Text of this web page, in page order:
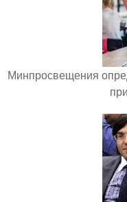
Минпросвещения